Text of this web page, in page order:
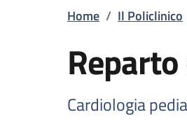
Briciole
Home / Il Policlinico
Cardiologia